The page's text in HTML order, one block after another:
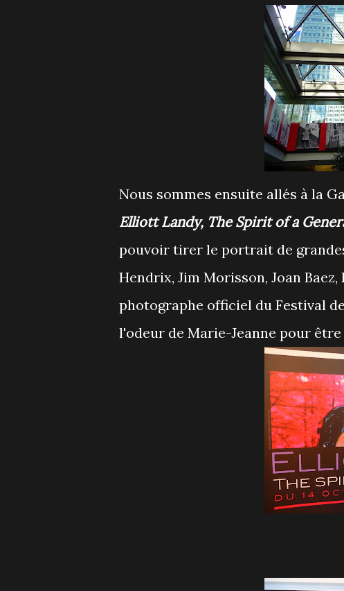
Nous sommes ensuite allés à la
Elliott Landy, The Spirit of a
pouvoir tirer le portrait de
Hendrix, Jim Morisson, Joan
photographe officiel du Festival
l'odeur de Marie-Jeanne pour